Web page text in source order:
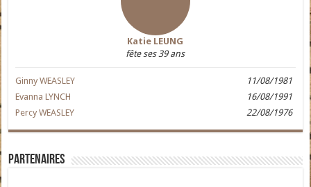
Katie LEUNG
fête ses 39 ans
Ginny WEASLEY
11/08/1981
Evanna LYNCH
16/08/1991
Percy WEASLEY
22/08/1976
Partenaires